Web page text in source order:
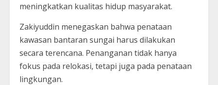
meningkatkan kualitas hidup masyarakat.
Zakiyuddin menegaskan bahwa penataan
kawasan bantaran sungai harus dilakukan
secara terencana. Penanganan tidak hanya
fokus pada relokasi, tetapi juga pada penataan
lingkungan.